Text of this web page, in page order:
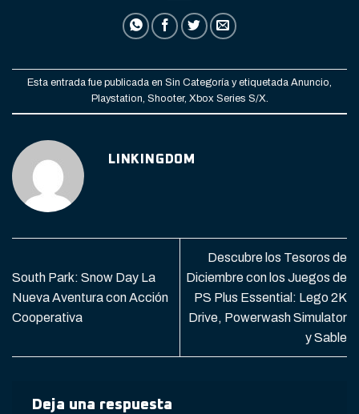
Esta entrada fue publicada en Sin Categoría y etiquetada Anuncio,
Playstation, Shooter, Xbox Series S/X.
LINKINGDOM
South Park: Snow Day La
Nueva Aventura con Acción
Cooperativa
Descubre los Tesoros de
Diciembre con los Juegos de
PS Plus Essential: Lego 2K
Drive, Powerwash Simulator
y Sable
Deja una respuesta